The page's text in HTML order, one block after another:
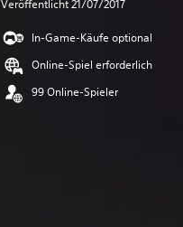
Veröffentlicht 21/07/2017
In-Game-Käufe optional
Online-Spiel erforderlich
99 Online-Spieler